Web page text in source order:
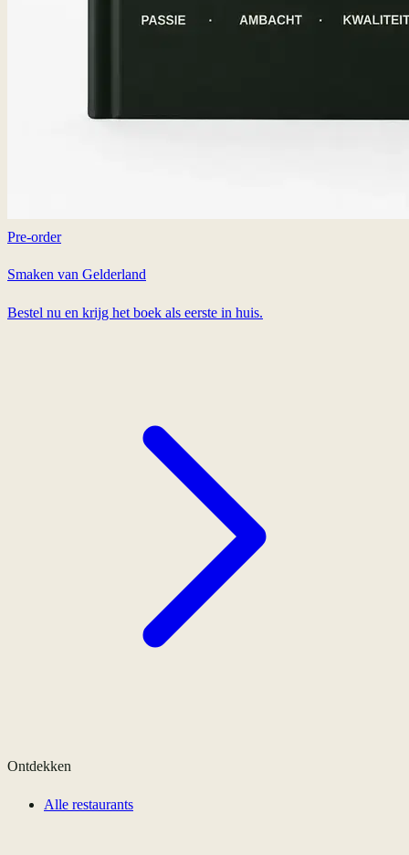
Pre-order
Smaken van Gelderland
Bestel nu en krijg het boek als eerste in huis.
Ontdekken
Alle restaurants